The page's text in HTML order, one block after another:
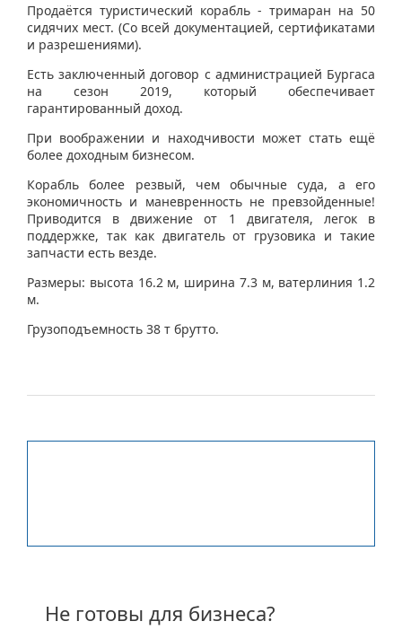
Продаётся туристический корабль - тримаран на 50
сидячих мест. (Со всей документацией, сертификатами
и разрешениями).
Есть заключенный договор с администрацией Бургаса
на сезон 2019, который обеспечивает
гарантированный доход.
При воображении и находчивости может стать ещё
более доходным бизнесом.
Корабль более резвый, чем обычные суда, а его
экономичность и маневренность не превзойденные!
Приводится в движение от 1 двигателя, легок в
поддержке, так как двигатель от грузовика и такие
запчасти есть везде.
Размеры: высота 16.2 м, ширина 7.3 м, ватерлиния 1.2
м.
Грузоподъемность 38 т брутто.
Не готовы для бизнеса?